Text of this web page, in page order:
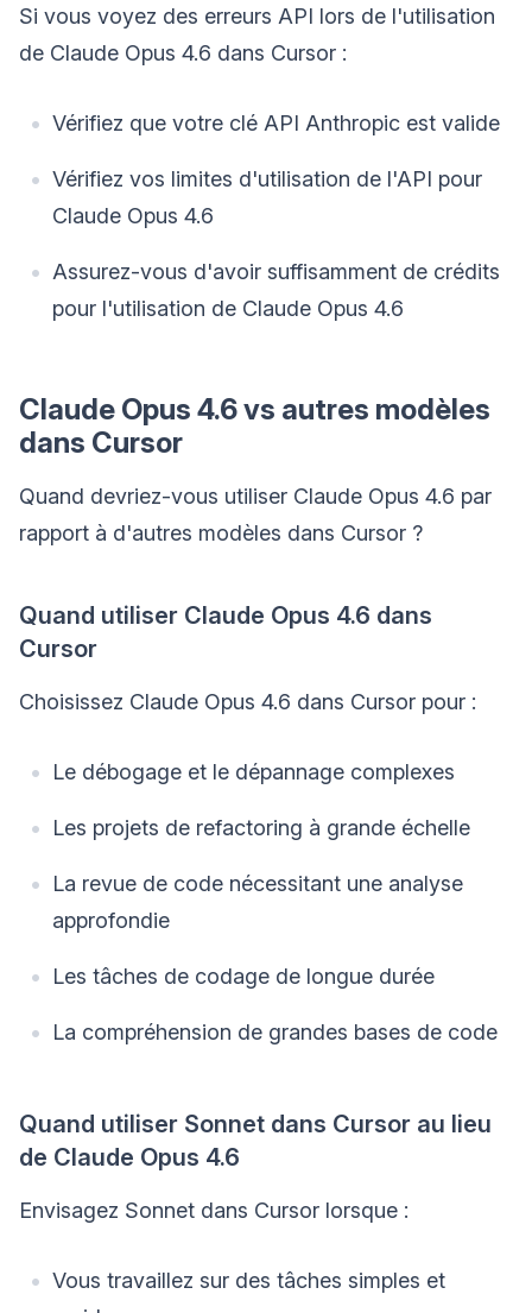
Si vous voyez des erreurs API lors de l'utilisation
de Claude Opus 4.6 dans Cursor :
Vérifiez que votre clé API Anthropic est valide
Vérifiez vos limites d'utilisation de l'API pour
Claude Opus 4.6
Assurez-vous d'avoir suffisamment de crédits
pour l'utilisation de Claude Opus 4.6
Claude Opus 4.6 vs autres modèles
dans Cursor
Quand devriez-vous utiliser Claude Opus 4.6 par
rapport à d'autres modèles dans Cursor ?
Quand utiliser Claude Opus 4.6 dans
Cursor
Choisissez Claude Opus 4.6 dans Cursor pour :
Le débogage et le dépannage complexes
Les projets de refactoring à grande échelle
La revue de code nécessitant une analyse
approfondie
Les tâches de codage de longue durée
La compréhension de grandes bases de code
Quand utiliser Sonnet dans Cursor au lieu
de Claude Opus 4.6
Envisagez Sonnet dans Cursor lorsque :
Vous travaillez sur des tâches simples et